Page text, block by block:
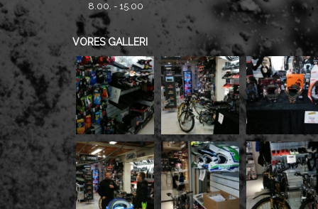
8.00. - 15.00
VORES GALLERI